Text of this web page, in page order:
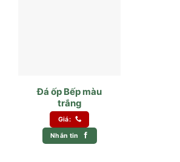
Đá ốp Bếp màu
trắng
Giá:
Nhắn tin